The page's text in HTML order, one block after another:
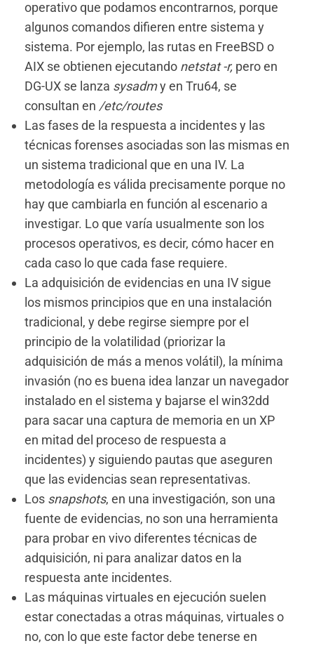
operativo que podamos encontrarnos, porque
algunos comandos difieren entre sistema y
sistema. Por ejemplo, las rutas en FreeBSD o
AIX se obtienen ejecutando netstat -r, pero en
DG-UX se lanza sysadmy en Tru64, se
consultan en /etc/routes
Las fases de la respuesta a incidentes y las
técnicas forenses asociadas son las mismas en
un sistema tradicional que en una IV. La
metodología es válida precisamente porque no
hay que cambiarla en función al escenario a
investigar. Lo que varía usualmente son los
procesos operativos, es decir, cómo hacer en
cada caso lo que cada fase requiere.
La adquisición de evidencias en una IV sigue
los mismos principios que en una instalación
tradicional, y debe regirse siempre por el
principio de la volatilidad (priorizar la
adquisición de más a menos volátil), la mínima
invasión (no es buena idea lanzar un navegador
instalado en el sistema y bajarse el win32dd
para sacar una captura de memoria en un XP
en mitad del proceso de respuesta a
incidentes) y siguiendo pautas que aseguren
que las evidencias sean representativas.
Los snapshots, en una investigación, son una
fuente de evidencias, no son una herramienta
para probar en vivo diferentes técnicas de
adquisición, ni para analizar datos en la
respuesta ante incidentes.
Las máquinas virtuales en ejecución suelen
estar conectadas a otras máquinas, virtuales o
no, con lo que este factor debe tenerse en